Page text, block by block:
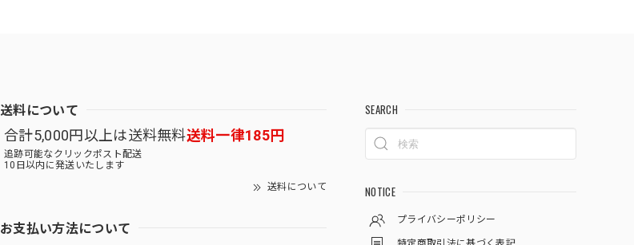
送料について
合計5,000円以上は送料無料送料一律185円
追跡可能なクリックポスト配送
10日以内に発送いたします
送料について
お支払い方法について
SEARCH
NOTICE
プライバシーポリシー